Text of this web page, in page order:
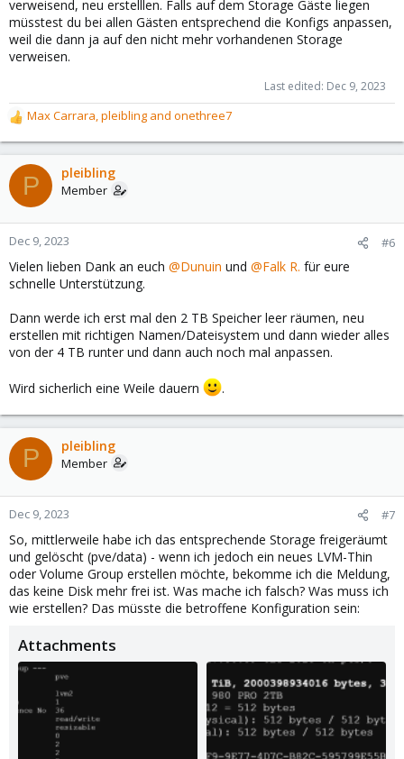
verweisend, neu erstelllen. Falls auf dem Storage Gäste liegen
müsstest du bei allen Gästen entsprechend die Konfigs anpassen,
weil die dann ja auf den nicht mehr vorhandenen Storage
verweisen.
Last edited: Dec 9, 2023
R
e
a
c
t
o
n
:
Max Carrara,pleibling and onethree7
P pleibling
Member
Dec 9, 2023 #6
Vielen lieben Dank an euch @Dunuin und @Falk R. für eure
schnelle Unterstützung.
Dann werde ich erst mal den 2 TB Speicher leer räumen, neu
erstellen mit richtigen Namen/Dateisystem und dann wieder alles
von der 4 TB runter und dann auch noch mal anpassen.
Wird sicherlich eine Weile dauern .
P pleibling
Member
Dec 9, 2023 #7
So, mittlerweile habe ich das entsprechende Storage freigeräumt
und gelöscht (pve/data) - wenn ich jedoch ein neues LVM-Thin
oder Volume Group erstellen möchte, bekomme ich die Meldung,
das keine Disk mehr frei ist. Was mache ich falsch? Was muss ich
wie erstellen? Das müsste die betroffene Konfiguration sein:
Attachments